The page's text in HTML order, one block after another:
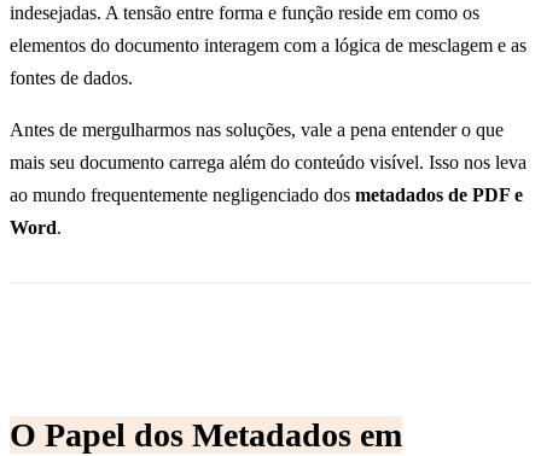
indesejadas. A tensão entre forma e função reside em como os
elementos do documento interagem com a lógica de mesclagem e as
fontes de dados.
Antes de mergulharmos nas soluções, vale a pena entender o que
mais seu documento carrega além do conteúdo visível. Isso nos leva
ao mundo frequentemente negligenciado dos metadados de PDF e
Word.
O Papel dos Metadados em